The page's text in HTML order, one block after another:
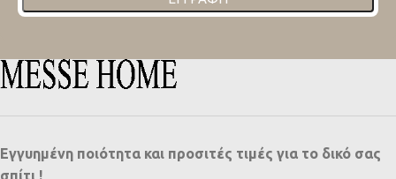
Εγγυημένη ποιότητα και προσιτές τιμές για το δικό σας
σπίτι !